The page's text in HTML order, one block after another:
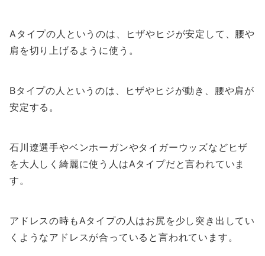
Aタイプの人というのは、ヒザやヒジが安定して、腰や
肩を切り上げるように使う。
Bタイプの人というのは、ヒザやヒジが動き、腰や肩が
安定する。
石川遼選手やベンホーガンやタイガーウッズなどヒザ
を大人しく綺麗に使う人はAタイプだと言われていま
す。
アドレスの時もAタイプの人はお尻を少し突き出してい
くようなアドレスが合っていると言われています。